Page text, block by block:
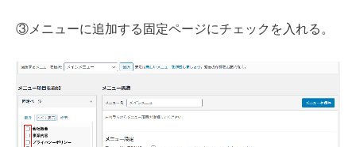
③メニューに追加する固定ページにチェックを入れる。